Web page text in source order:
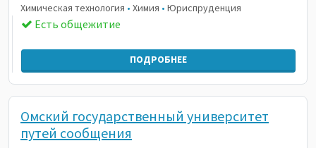
Химическая технология • Химия • Юриспруденция
Есть общежитие
ПОДРОБНЕЕ
Омский государственный университет
путей сообщения